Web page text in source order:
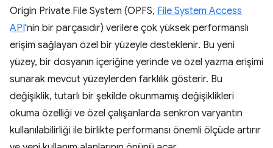
Origin Private File System (OPFS, File System Access
API'nin bir parçasıdır) verilere çok yüksek performanslı
erişim sağlayan özel bir yüzeyle desteklenir. Bu yeni
yüzey, bir dosyanın içeriğine yerinde ve özel yazma erişimi
sunarak mevcut yüzeylerden farklılık gösterir. Bu
değişiklik, tutarlı bir şekilde okunmamış değişiklikleri
okuma özelliği ve özel çalışanlarda senkron varyantın
kullanılabilirliği ile birlikte performansı önemli ölçüde artırır